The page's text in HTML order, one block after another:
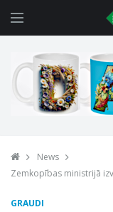
News
Zemkopības ministrijā
GRAUDI